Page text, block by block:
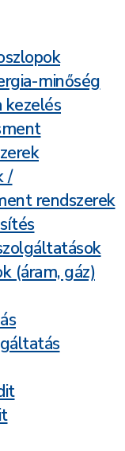
minőség
kezelés
/
rendszerek
(áram, gáz)